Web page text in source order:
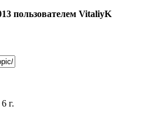
пользователем VitaliyK
6 г.